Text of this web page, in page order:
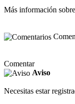
Más información
Comentar
Aviso
Necesitas estar